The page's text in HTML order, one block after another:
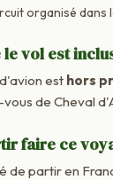
organisé dans
le vol est
est hors
de Cheval
faire ce
de partir en